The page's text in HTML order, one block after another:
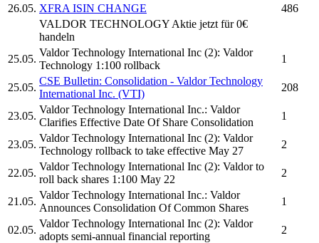
26.05. XFRA ISIN CHANGE
486
VALDOR TECHNOLOGY Aktie jetzt für 0€
handeln
25.05.
Valdor Technology International Inc (2): Valdor
Technology 1:100 rollback
1
25.05.
CSE Bulletin: Consolidation - Valdor Technology
International Inc. (VTI)
208
23.05.
Valdor Technology International Inc.: Valdor
Clarifies Effective Date Of Share Consolidation
1
23.05.
Valdor Technology International Inc (2): Valdor
Technology rollback to take effective May 27
2
22.05.
Valdor Technology International Inc (2): Valdorto
roll back shares 1:100 May 22
2
21.05.
Valdor Technology International Inc.: Valdor
Announces Consolidation Of Common Shares
1
02.05.
Valdor Technology International Inc (2): Valdor
adopts semi-annual financial reporting
2